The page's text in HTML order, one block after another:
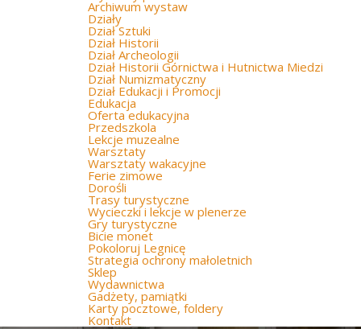
Archiwum wystaw
Działy
Dział Sztuki
Dział Historii
Dział Archeologii
Dział Historii Górnictwa i Hutnictwa Miedzi
Dział Numizmatyczny
Dział Edukacji i Promocji
Edukacja
Oferta edukacyjna
Przedszkola
Lekcje muzealne
Warsztaty
Warsztaty wakacyjne
Ferie zimowe
Dorośli
Trasy turystyczne
Wycieczki i lekcje w plenerze
Gry turystyczne
Bicie monet
Pokoloruj Legnicę
Strategia ochrony małoletnich
Sklep
Wydawnictwa
Gadżety, pamiątki
Karty pocztowe, foldery
Kontakt